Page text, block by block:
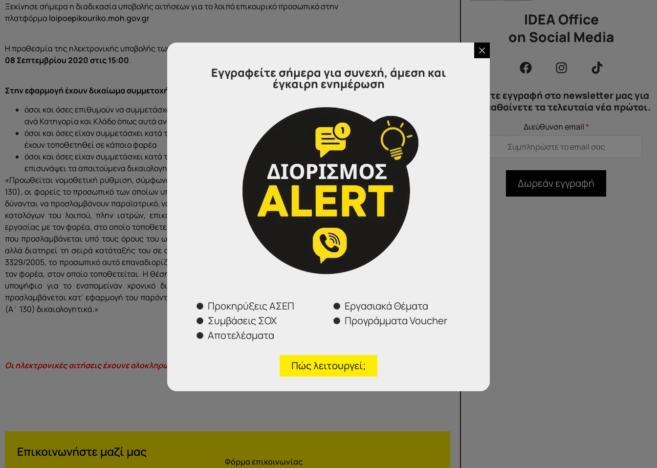
Ξεκίνησε σήμερα η διαδικασία υποβολής αιτήσεων για το λοιπό επικουρικό προσωπικό στην
πλατφόρμα loipoepikouriko.moh.gov.gr
Η προθεσμία της ηλεκτρονικής υποβολής των δικαιολογητικών είναι από
08 Σεπτεμβρίου 2020 στις 15:00.
Στην εφαρμογή έχουν δικαίωμα συμμετοχής:
όσοι και όσες επιθυμούν να συμμετάσχουν για 1η φορά στη διαδικασία, εφόσον κατέχουν τα υποχρεωτικά προσόντα
ανά Κατηγορία και Κλάδο όπως αυτά αναφέρονται στο Νόμο και στην ΚΥΑ
όσοι και όσες είχαν συμμετάσχει κατά τις προηγούμενες εφαρμογές και μέχρι την έναρξη των νέων αιτήσεων δεν
έχουν τοποθετηθεί σε κάποιο φορέα
όσοι και όσες είχαν συμμετάσχει κατά τις προηγούμενες εφαρμογές και διεγράφησαν/ακυρώθηκαν καθώς δεν είχαν
επισυνάψει τα απαιτούμενα δικαιολογητικά ή είχαν κάνει λάθος στην αίτησή τους
«Προωθείται νομοθετική ρύθμιση, σύμφωνα με την οποία, κατά τη διάρκεια ισχύος του άρθρου 206 του ν. 4820/2021 (Α’
130), οι φορείς το προσωπικό των οποίων υπόκειται στην υποχρέωση εμβολιασμού σύμφωνα με το ως άνω άρθρο παρ. 2,
δύνανται να προσλαμβάνουν παραϊατρικό, νοσηλευτικό, διοικητικό και υποστηρικτικό προσωπικό μέσω των ηλεκτρονικών
καταλόγων του λοιπού, πλην ιατρών, επικουρικού προσωπικού. Το εν λόγω προσωπικό συνάπτει τρίμηνη σύμβασης
εργασίας με τον φορέα, στο οποίο τοποθετείται, η οποία δύναται να παραταθεί για τρεις (3) μήνες ακόμα. Το προσωπικό
που προσλαμβάνεται υπό τους όρους του ως άνω άρθρου δεν διαγράφεται από τους ως άνω τηρούμενους καταλόγους,
αλλά διατηρεί τη σειρά κατάταξής του σε αυτούς. Σε περίπτωση έγκρισης πρόσληψης, σύμφωνα με το άρθρο 10 του ν.
3329/2005, το προσωπικό αυτό επαναδιορίζεται σύμφωνα με τη σειρά κατάταξής του και συνάπτει νεότερη σύμβαση με
τον φορέα, στον οποίο τοποθετείται. Η θέση που κενώνεται δύναται να καλύπτεται από τον επόμενο σε σειρά κατάταξης
υποψήφιο για το εναπομείναν χρονικό διάστημα έως τη συμπλήρωση των τριών (3) μηνών. Το προσωπικό που
προσλαμβάνεται κατ’ εφαρμογή του παρόντος πρέπει να προσκομίσει τα προβλεπόμενα στο άρθρο 207 του ν. 4820/2021
(Α΄ 130) δικαιολογητικά.»
Οι ηλεκτρονικές αιτήσεις έχουνε ολοκληρωθεί!
Επικοινωνήστε μαζί μας
Φόρμα επικοινωνίας
IDEA Office
on Social Media
Κάντε εγγραφή στο newsletter μας για
να μαθαίνετε τα τελευταία νέα πρώτοι.
Διεύθυνση email*
Δωρεάν εγγραφή
Εγγραφείτε σήμερα για συνεχή, άμεση και
έγκαιρη ενημέρωση
Προκηρύξεις ΑΣΕΠ
Συμβάσεις ΣΟΧ
Αποτελέσματα
Εργασιακά Θέματα
Προγράμματα Voucher
Πώς λειτουργεί;